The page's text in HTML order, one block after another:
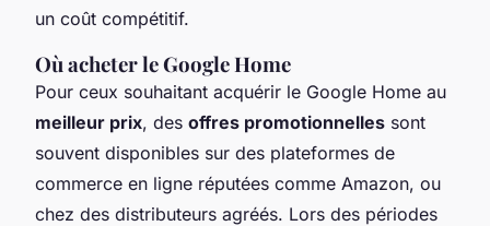
un coût compétitif.
Où acheter le Google Home
Pour ceux souhaitant acquérir le Google Home au
meilleur prix, des offres promotionnelles sont
souvent disponibles sur des plateformes de
commerce en ligne réputées comme Amazon, ou
chez des distributeurs agréés. Lors des périodes